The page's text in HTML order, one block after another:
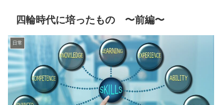
四輪時代に培ったもの 〜前編〜
日常